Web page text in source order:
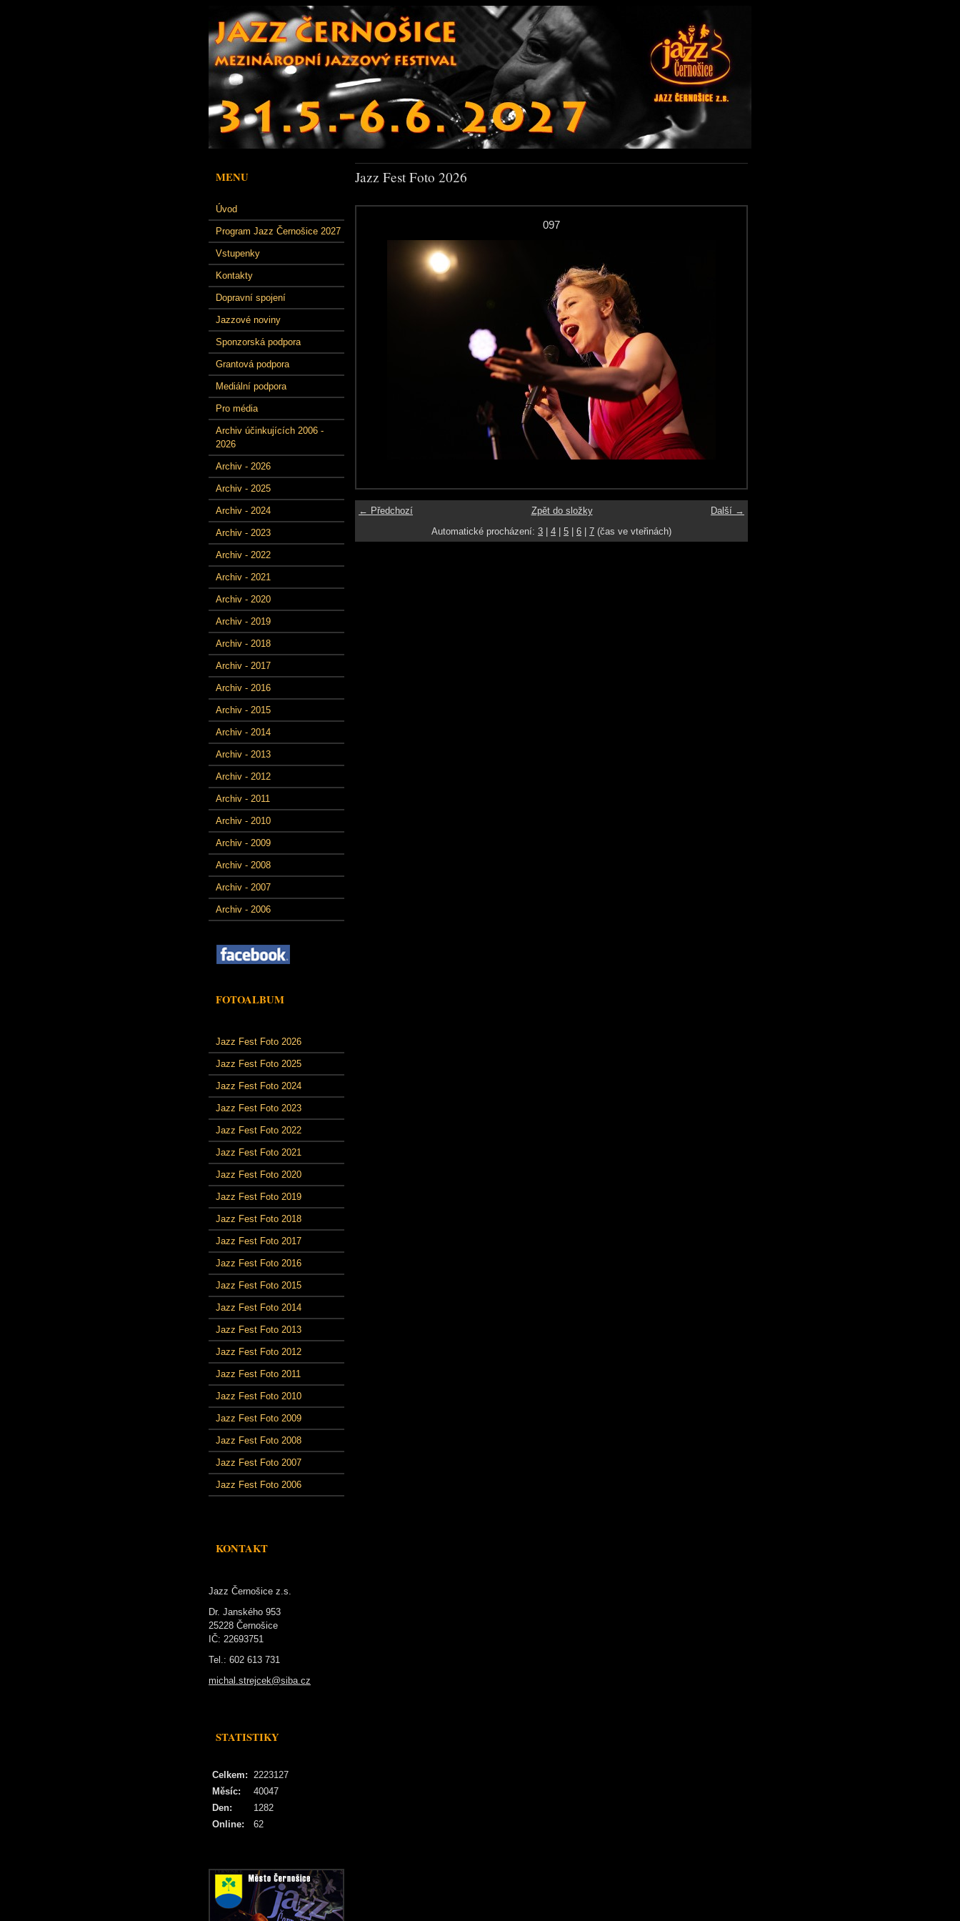
MENU
Úvod
Program Jazz Černošice 2027
Vstupenky
Kontakty
Dopravní spojení
Jazzové noviny
Sponzorská podpora
Grantová podpora
Mediální podpora
Pro média
Archiv účinkujících 2006 -
2026
Archiv - 2026
Archiv - 2025
Archiv - 2024
Archiv - 2023
Archiv - 2022
Archiv - 2021
Archiv - 2020
Archiv - 2019
Archiv - 2018
Archiv - 2017
Archiv - 2016
Archiv - 2015
Archiv - 2014
Archiv - 2013
Archiv - 2012
Archiv - 2011
Archiv - 2010
Archiv - 2009
Archiv - 2008
Archiv - 2007
Archiv - 2006
FOTOALBUM
Jazz Fest Foto 2026
Jazz Fest Foto 2025
Jazz Fest Foto 2024
Jazz Fest Foto 2023
Jazz Fest Foto 2022
Jazz Fest Foto 2021
Jazz Fest Foto 2020
Jazz Fest Foto 2019
Jazz Fest Foto 2018
Jazz Fest Foto 2017
Jazz Fest Foto 2016
Jazz Fest Foto 2015
Jazz Fest Foto 2014
Jazz Fest Foto 2013
Jazz Fest Foto 2012
Jazz Fest Foto 2011
Jazz Fest Foto 2010
Jazz Fest Foto 2009
Jazz Fest Foto 2008
Jazz Fest Foto 2007
Jazz Fest Foto 2006
KONTAKT
Jazz Černošice z.s.
Dr. Janského 953
25228 Černošice
IČ: 22693751
Tel.: 602 613 731
michal.strejcek@siba.cz
STATISTIKY
Online: 62
Celkem: 2223127
Měsíc:
40047
Den:
1282
Jazz Fest Foto 2026
097
← Předchozí Další →
Zpět do složky
Automatické procházení: 3 4 5 6 7 (čas ve vteřinách)